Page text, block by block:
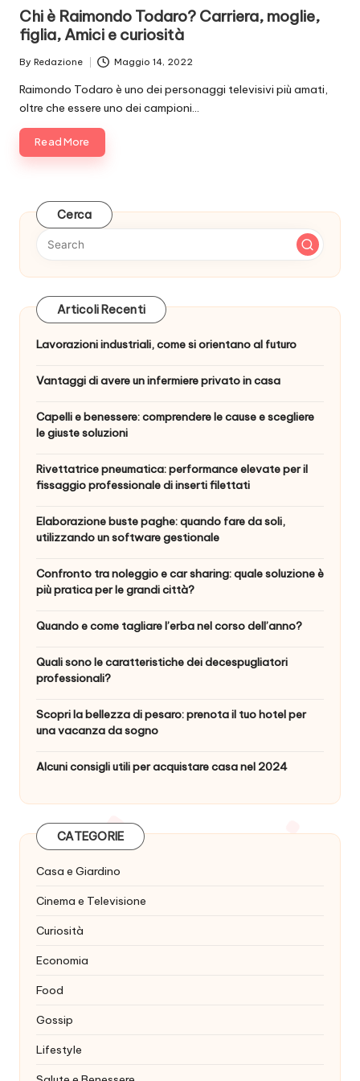
Chi è Raimondo Todaro? Carriera, moglie,
figlia, Amici e curiosità
Posted
by
By Redazione Maggio 14, 2022
Raimondo Todaro è uno dei personaggi televisivi più amati,
oltre che essere uno dei campioni…
Read More
Cerca
Articoli Recenti
Lavorazioni industriali, come si orientano al futuro
Vantaggi di avere un infermiere privato in casa
Capelli e benessere: comprendere le cause e scegliere
le giuste soluzioni
Rivettatrice pneumatica: performance elevate per il
fissaggio professionale di inserti filettati
Elaborazione buste paghe: quando fare da soli,
utilizzando un software gestionale
Confronto tra noleggio e car sharing: quale soluzione è
più pratica per le grandi città?
Quando e come tagliare l’erba nel corso dell’anno?
Quali sono le caratteristiche dei decespugliatori
professionali?
Scopri la bellezza di pesaro: prenota il tuo hotel per
una vacanza da sogno
Alcuni consigli utili per acquistare casa nel 2024
CATEGORIE
Casa e Giardino
Cinema e Televisione
Curiosità
Economia
Food
Gossip
Lifestyle